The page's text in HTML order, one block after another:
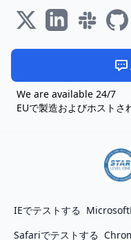
We are available 24/7
EUで製造およびホストさ
IEでテストする
Safariでテストする